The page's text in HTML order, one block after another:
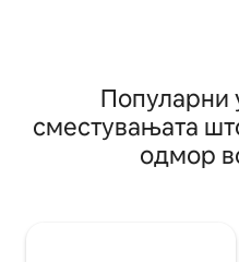
централниот градски
градското собрание и
Универзитетот,
супер пазарите и
се на пет минути
Популарни
сместувањата
одмор